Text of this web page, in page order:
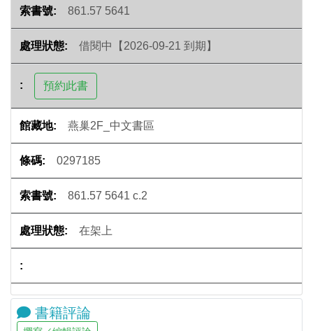
861.57 5641
借閱中【2026-09-21 到期】
燕巢2F_中文書區
0297185
861.57 5641 c.2
在架上
書籍評論